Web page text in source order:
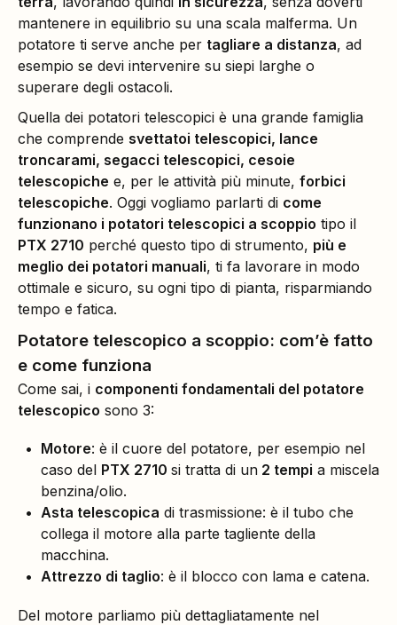
mantenere in equilibrio su una scala malferma. Un
potatore ti serve anche per tagliare a distanza, ad
esempio se devi intervenire su siepi larghe o
superare degli ostacoli.
Quella dei potatori telescopici è una grande famiglia
che comprende svettatoi telescopici, lance
troncarami, segacci telescopici, cesoie
telescopiche e, per le attività più minute, forbici
telescopiche. Oggi vogliamo parlarti di come
funzionano i potatori telescopici a scoppio tipo il
PTX 2710 perché questo tipo di strumento, più e
meglio dei potatori manuali, ti fa lavorare in modo
ottimale e sicuro, su ogni tipo di pianta, risparmiando
tempo e fatica.
Potatore telescopico a scoppio: com’è fatto
e come funziona
Come sai, i componenti fondamentali del potatore
telescopico sono 3:
Motore: è il cuore del potatore, per esempio nel
caso del PTX 2710 si tratta di un2 tempi a miscela
benzina/olio.
Asta telescopica di trasmissione: è il tubo che
collega il motore alla parte tagliente della
macchina.
Attrezzo di taglio: è il blocco con lama e catena.
Del motore parliamo più dettagliatamente nel